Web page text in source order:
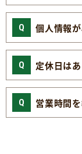
個人情報
定休日は
営業時間